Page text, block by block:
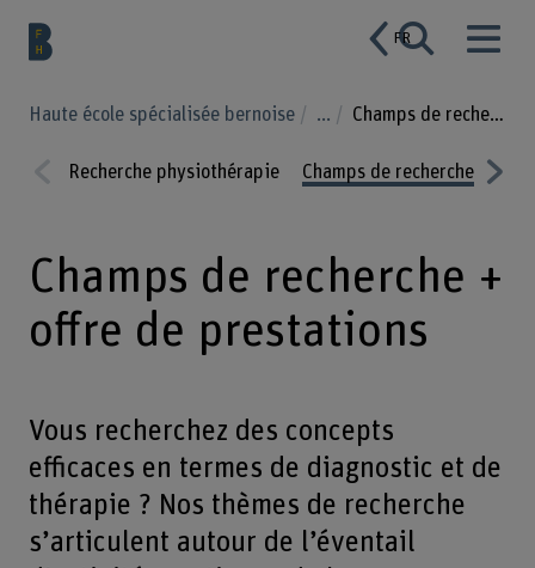
FR
Haute école spécialisée bernoise ... Champs de recherche
ious
Recherche physiothérapie Champs de recherche
Champs de recherche +
offre de prestations
Vous recherchez des concepts
efficaces en termes de diagnostic et de
thérapie ? Nos thèmes de recherche
s’articulent autour de l’éventail